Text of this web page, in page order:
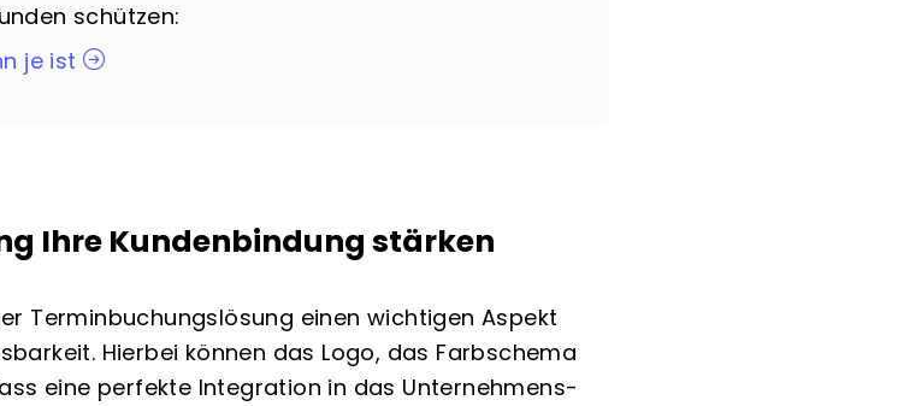
schützen:
je ist
Ihre Kundenbindung stärken
Terminbuchungslösung einen wichtigen Aspekt
Hierbei können das Logo, das Farbschema
eine perfekte Integration in das Unternehmens-